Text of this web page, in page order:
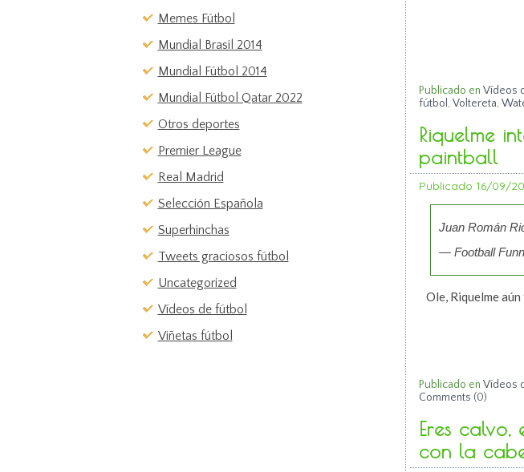
Memes Fútbol
Mundial Brasil 2014
Mundial Fútbol 2014
Mundial Fútbol Qatar 2022
Otros deportes
Premier League
Real Madrid
Selección Española
Superhinchas
Tweets graciosos fútbol
Uncategorized
Vídeos de fútbol
Viñetas fútbol
Publicado en Vídeos
fútbol , Voltereta,
Riquelme
paintball
Publicado 16/09/
Juan Román
— Football
Ole, Riquelme
Publicado en Vídeos
Comments (0)
Eres
con la